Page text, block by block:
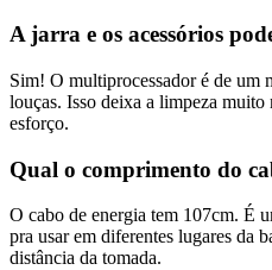
A jarra e os acessórios
Sim! O multiprocessador é de um
louças. Isso deixa a limpeza muito
esforço.
Qual o comprimento do
O cabo de energia tem 107cm. É
pra usar em diferentes lugares da
distância da tomada.